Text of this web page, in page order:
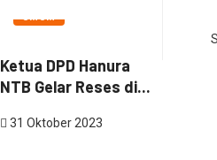
UMUM
Ketua DPD Hanura
NTB Gelar Reses di...
31 Oktober 2023